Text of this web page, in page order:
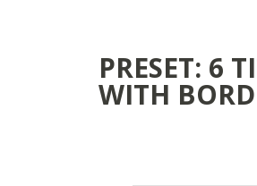
PRESET: 6
WITH